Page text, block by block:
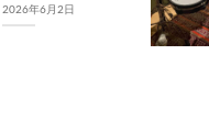
2026年6月2日